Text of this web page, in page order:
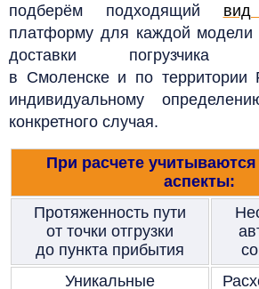
подберём подходящий вид
платформу для каждой модели
доставки погрузчика
в Смоленске и по территории
индивидуальному
конкретного случая.
При расчете
аспекты:
Протяженность пути
от точки отгрузки
до пункта прибытия
Уникальные